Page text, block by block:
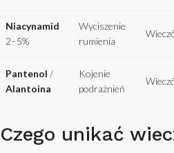
Niacynamid
2–5%
Wyciszenie
rumienia
Pantenol /
Alantoina
Kojenie
podrażnień
Czego unikać